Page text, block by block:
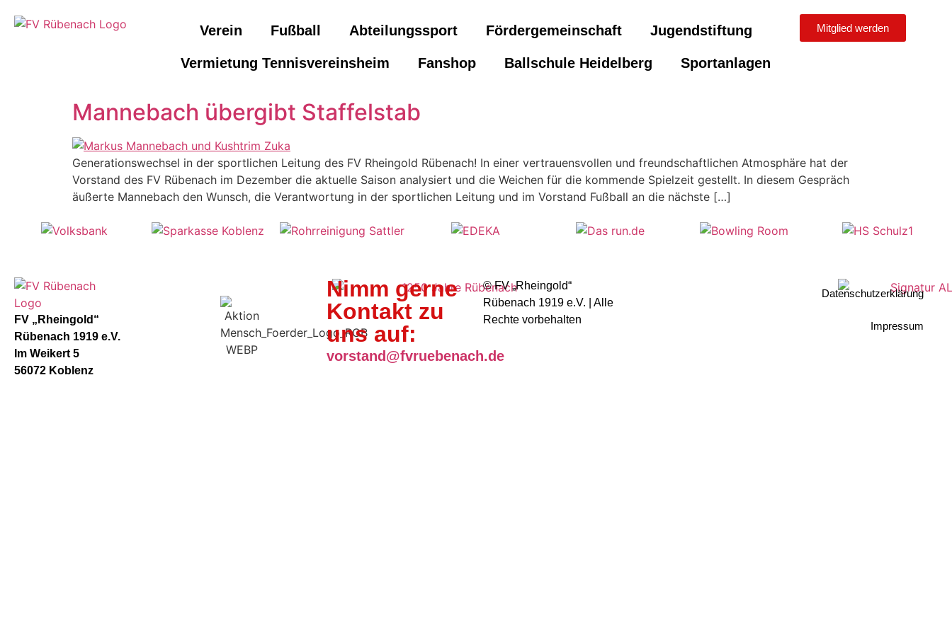
Verein Fußball Abteilungssport Fördergemeinschaft Jugendstiftung
Vermietung Tennisvereinsheim Fanshop Ballschule Heidelberg Sportanlagen
Mitglied werden
Mannebach übergibt Staffelstab
Generationswechsel in der sportlichen Leitung des FV Rheingold Rübenach! In einer vertrauensvollen und freundschaftlichen Atmosphäre hat der
Vorstand des FV Rübenach im Dezember die aktuelle Saison analysiert und die Weichen für die kommende Spielzeit gestellt. In diesem Gespräch
äußerte Mannebach den Wunsch, die Verantwortung in der sportlichen Leitung und im Vorstand Fußball an die nächste […]
FV „Rheingold“
Rübenach 1919 e.V.
Im Weikert 5
56072 Koblenz
Nimm gerne
Kontakt zu
uns auf:
vorstand@fvruebenach.de
©️ FV „Rheingold“
Rübenach 1919 e.V. | Alle
Rechte vorbehalten
Datenschutzerklärung
Impressum